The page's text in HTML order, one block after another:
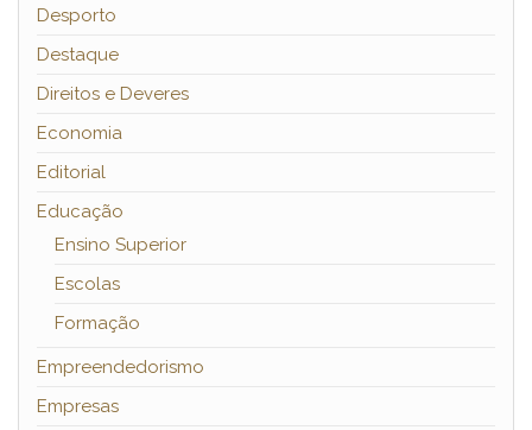
Desporto
Destaque
Direitos e Deveres
Economia
Editorial
Educação
Ensino Superior
Escolas
Formação
Empreendedorismo
Empresas